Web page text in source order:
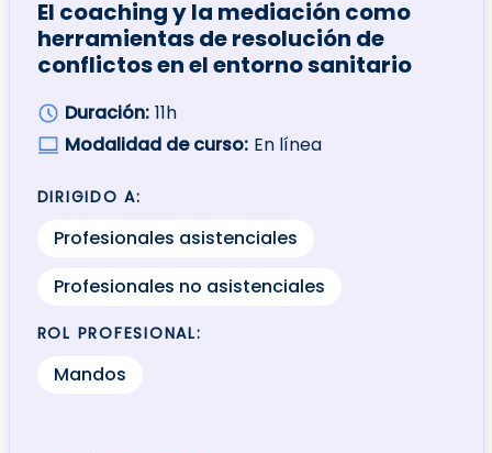
El coaching y la mediación como
herramientas de resolución de
conflictos en el entorno sanitario
Duración: 11h
Modalidad de curso: En línea
DIRIGIDO A:
Profesionales asistenciales
Profesionales no asistenciales
ROL PROFESIONAL:
Mandos